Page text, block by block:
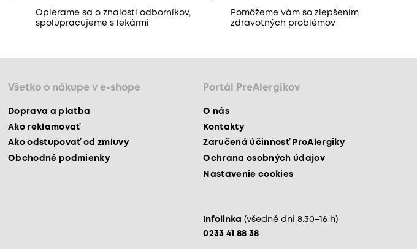
Opierame sa o znalosti odborníkov,
spolupracujeme s lekármi
Pomôžeme vám so zlepšením
zdravotných problémov
Všetko o nákupe v e-shope
Doprava a platba
Ako reklamovať
Ako odstupovať od zmluvy
Obchodné podmienky
Portál PreAlergikov
O nás
Kontakty
Zaručená účinnosť ProAlergiky
Ochrana osobných údajov
Nastavenie cookies
Infolinka (všedné dni 8.30–16 h)
0233 41 88 38